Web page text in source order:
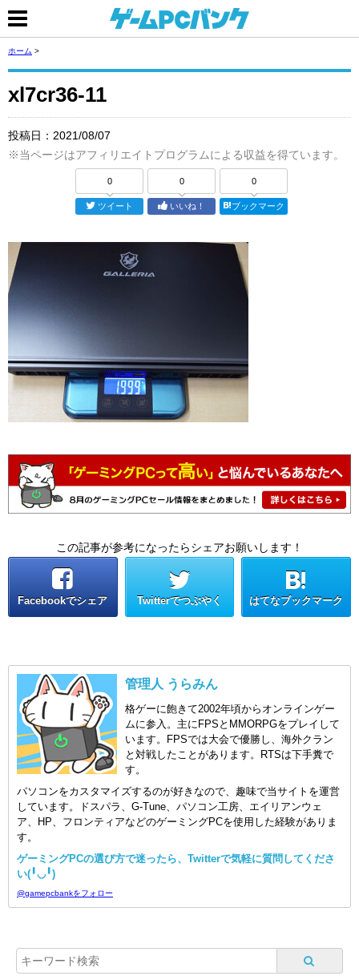
ホーム >
xl7cr36-11
投稿日： 2021/08/07
※当ページはアフィリエイトプログラムによる収益を得ています。
0
ツイート
0
いいね！
0
ブックマーク
この記事が参考になったらシェアお願いします！
Facebookでシェア Twitterでつぶやく はてなブックマーク
管理人 うらみん
格ゲーに飽きて2002年頃からオンラインゲー
ムに参入。主にFPSとMMORPGをプレイして
います。FPSでは大会で優勝し、海外クラン
と対戦したことがあります。RTSは下手糞で
す。
パソコンをカスタマイズするのが好きなので、趣味で当サイトを運営
しています。ドスパラ、G-Tune、パソコン工房、エイリアンウェ
ア、HP、フロンティアなどのゲーミングPCを使用した経験がありま
す。
ゲーミングPCの選び方で迷ったら、Twitterで気軽に質問してくださ
い(╹◡╹)
@gamepcbankをフォロー